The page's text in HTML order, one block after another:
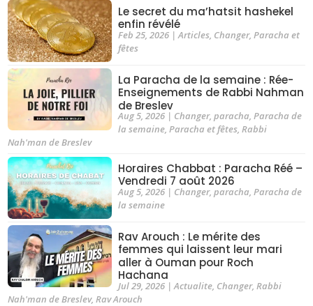
Le secret du ma’hatsit hashekel
enfin révélé
Feb 25, 2026|Articles, Changer, Paracha et
fêtes
La Paracha de la semaine : Rée-
Enseignements de Rabbi Nahman
de Breslev
Aug 5, 2026| Changer, paracha, Paracha de
la semaine, Paracha et fêtes, Rabbi
Nah'man de Breslev
Horaires Chabbat : Paracha Réé –
Vendredi 7 août 2026
Aug 5, 2026| Changer, paracha, Paracha de
la semaine
Rav Arouch : Le mérite des
femmes qui laissent leur mari
aller à Ouman pour Roch
Hachana
Jul 29, 2026|Actualite, Changer, Rabbi
Nah'man de Breslev,Rav Arouch